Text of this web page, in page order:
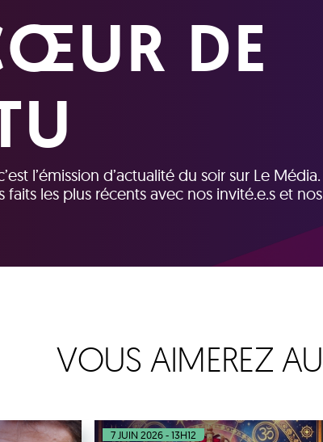
DE
l’émission d’actualité du soir sur Le
faits les plus récents avec nos invité.e.s et nos
VOUS AIMEREZ
7 JUIN 2026 - 13H12